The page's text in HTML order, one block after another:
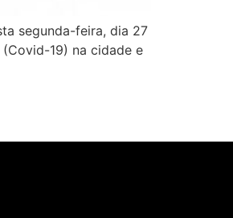
segunda-feira, dia 27
19) na cidade e